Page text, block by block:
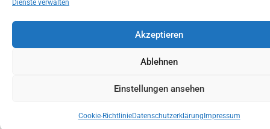
Dienste verwalten
Akzeptieren
Ablehnen
Einstellungen ansehen
Cookie-RichtlinieDatenschutzerklärung Impressum